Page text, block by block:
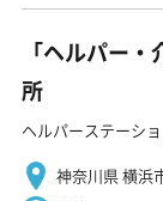
「ヘルパー
所
ヘルパーステーシ
神奈川県 横浜